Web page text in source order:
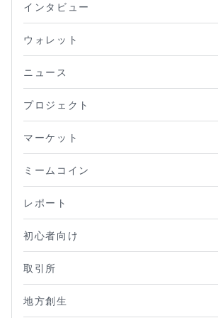
インタビュー
ウォレット
ニュース
プロジェクト
マーケット
ミームコイン
レポート
初心者向け
取引所
地方創生